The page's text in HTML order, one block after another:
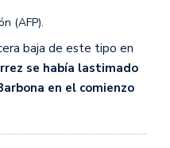
más fuerte,
y desea…
(AFP).
baja de este tipo en
se había lastimado
en el comienzo